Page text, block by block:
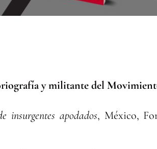
y militante del Movimiento
insurgentes apodados, México,